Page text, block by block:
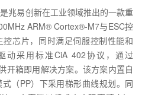
兆易创新在工业领域推出的一款重
ARM® Cortex®-M7与ESC控
芯片，同时满足伺服控制性能和
动采用标准CiA 402协议，通过
开箱即用解决方案。该方案内置自
（PP）下采用梯形曲线规划。同